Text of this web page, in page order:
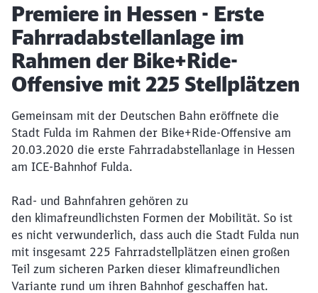
Artikel:
Premiere in Hessen - Erste
Fahrradabstellanlage im
Rahmen der Bike+Ride-
Offensive mit 225 Stellplätzen
Gemeinsam mit der Deutschen Bahn eröffnete die
Stadt Fulda im Rahmen der Bike+Ride-Offensive am
20.03.2020 die erste Fahrradabstellanlage in Hessen
am ICE-Bahnhof Fulda.
Rad- und Bahnfahren gehören zu
den klimafreundlichsten Formen der Mobilität. So ist
es nicht verwunderlich, dass auch die Stadt Fulda nun
mit insgesamt 225 Fahrradstellplätzen einen großen
Teil zum sicheren Parken dieser klimafreundlichen
Variante rund um ihren Bahnhof geschaffen hat.